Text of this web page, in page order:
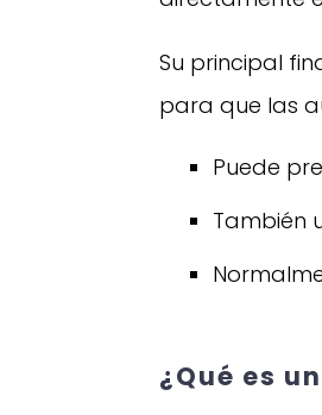
Su principal
para que las
Puede
También
¿Qué es